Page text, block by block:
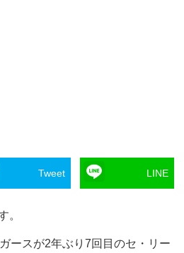
Tweet LINE
。
ースが2年ぶり7回目のセ・リー